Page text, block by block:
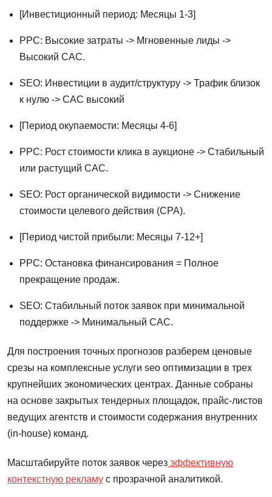
[Инвестиционный период: Месяцы 1-3]
PPC: Высокие затраты -> Мгновенные лиды ->
Высокий CAC.
SEO: Инвестиции в аудит/структуру -> Трафик близок
к нулю -> CAC высокий
[Период окупаемости: Месяцы 4-6]
PPC: Рост стоимости клика в аукционе -> Стабильный
или растущий CAC.
SEO: Рост органической видимости -> Снижение
стоимости целевого действия (CPA).
[Период чистой прибыли: Месяцы 7-12+]
PPC: Остановка финансирования = Полное
прекращение продаж.
SEO: Стабильный поток заявок при минимальной
поддержке -> Минимальный CAC.
Для построения точных прогнозов разберем ценовые
срезы на комплексные услуги seo оптимизации в трех
крупнейших экономических центрах. Данные собраны
на основе закрытых тендерных площадок, прайс-листов
ведущих агентств и стоимости содержания внутренних
(in-house) команд.
Масштабируйте поток заявок через эффективную
контекстную рекламу с прозрачной аналитикой.